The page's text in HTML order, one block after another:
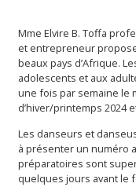
Mme Elvire B. Toffa
et entrepreneur
beaux pays d’Afrique.
adolescents et aux
une fois par semaine le
d’hiver/printemps 2024
Les danseurs et
à présenter un numéro
préparatoires sont
quelques jours avant le